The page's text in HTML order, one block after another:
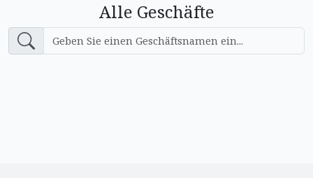
Alle Geschäfte